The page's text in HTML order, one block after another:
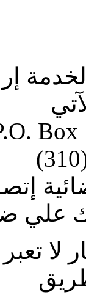
Box
إتصل
علي
لا